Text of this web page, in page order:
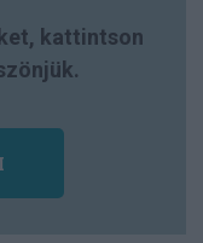
kattintson